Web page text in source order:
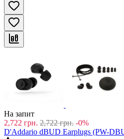
На запит
2,722 грн. 2,722 грн. -0%
D'Addario dBUD Earplugs (PW-